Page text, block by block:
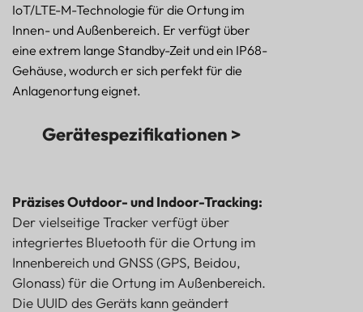
IoT/LTE-M-Technologie für die Ortung im
Innen- und Außenbereich. Er verfügt über
eine extrem lange Standby-Zeit und ein IP68-
Gehäuse, wodurch er sich perfekt für die
Anlagenortung eignet.
Gerätespezifikationen >
Präzises Outdoor- und Indoor-Tracking:
Der vielseitige Tracker verfügt über
integriertes Bluetooth für die Ortung im
Innenbereich und GNSS (GPS, Beidou,
Glonass) für die Ortung im Außenbereich.
Die UUID des Geräts kann geändert